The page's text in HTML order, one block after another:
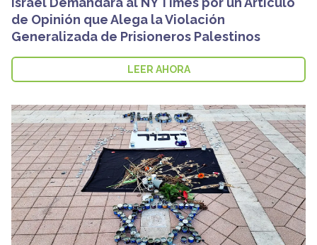
de Opinión que Alega la Violación
Generalizada de Prisioneros Palestinos
LEER AHORA